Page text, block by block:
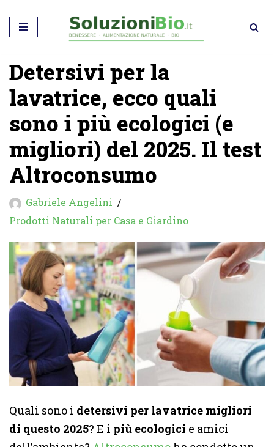
Vai
contenuto
Detersivi per la
lavatrice, ecco quali
sono i più ecologici (e
migliori) del 2025. Il test
Altroconsumo
Gabriele Angelini
Prodotti Naturali per Casa e Giardino
Quali sono i detersivi per lavatrice migliori
di questo 2025? E i più ecologici e amici